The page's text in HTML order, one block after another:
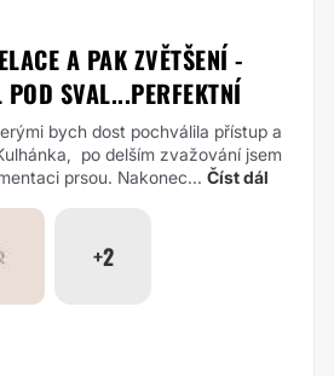
A PAK ZVĚTŠENÍ -
SVAL...PERFEKTNÍ
bych dost pochválila přístup a
po delším zvažování jsem
prsou. Nakonec... Číst dál
+2